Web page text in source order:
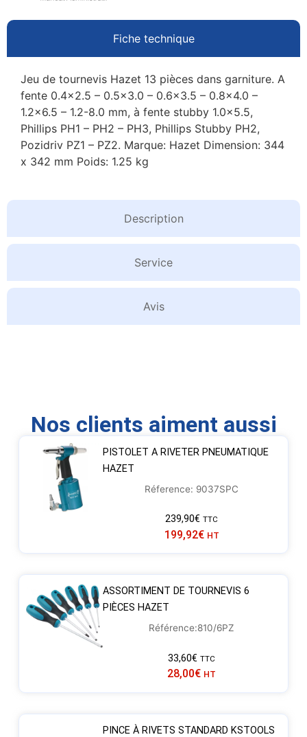
Fiche technique
Description
Service
Avis
Jeu de tournevis Hazet 13 pièces dans garniture. A
fente 0.4×2.5 – 0.5×3.0 – 0.6×3.5 – 0.8×4.0 –
1.2×6.5 – 1.2-8.0 mm, à fente stubby 1.0×5.5,
Phillips PH1 – PH2 – PH3, Phillips Stubby PH2,
Pozidriv PZ1 – PZ2. Marque: Hazet Dimension: 344
x 342 mm Poids: 1.25 kg
Nos clients aiment aussi
PISTOLET A RIVETER PNEUMATIQUE
HAZET
Réference: 9037SPC
239,90€ TTC
199,92€ HT
ASSORTIMENT DE TOURNEVIS 6
PIÈCES HAZET
Référence:810/6PZ
33,60€ TTC
28,00€ HT
PINCE À RIVETS STANDARD KSTOOLS